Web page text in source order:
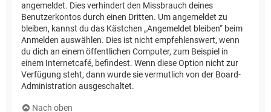
angemeldet. Dies verhindert den Missbrauch deines
Benutzerkontos durch einen Dritten. Um angemeldet zu
bleiben, kannst du das Kästchen „Angemeldet bleiben“ beim
Anmelden auswählen. Dies ist nicht empfehlenswert, wenn
du dich an einem öffentlichen Computer, zum Beispiel in
einem Internetcafé, befindest. Wenn diese Option nicht zur
Verfügung steht, dann wurde sie vermutlich von der Board-
Administration ausgeschaltet.
Nach oben